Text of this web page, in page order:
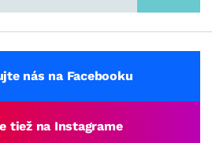
nás na Facebooku
tiež na Instagrame